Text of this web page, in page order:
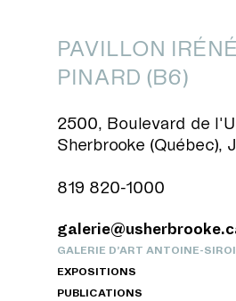
PAVILLON
PINARD (B6)
2500, Boulevard de
Sherbrooke (Québec),
819 820-1000
GALERIE D’ART ANTOINE-
EXPOSITIONS
PUBLICATIONS